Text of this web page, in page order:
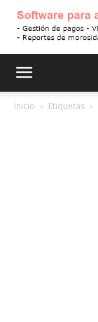
Inicio Etiquetas